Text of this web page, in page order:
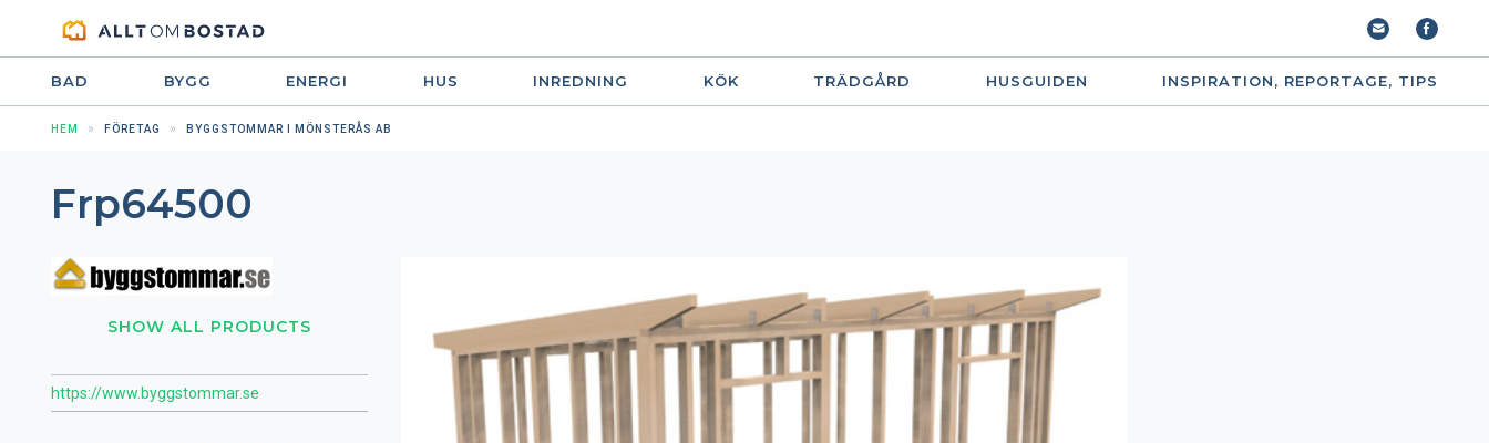
BAD BYGG ENERGI HUS INREDNING KÖK TRÄDGÅRD HUSGUIDEN INSPIRATION, REPORTAGE, TIPS
HEM FÖRETAG BYGGSTOMMAR I MÖNSTERÅS AB
Frp64500
SHOW ALL PRODUCTS
https://www.byggstommar.se